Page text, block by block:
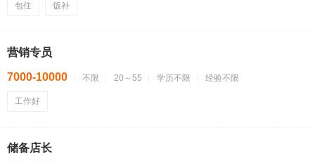
包住 饭补
营销专员
7000-10000 不限 20～55 学历不限 经验不限
工作好
储备店长